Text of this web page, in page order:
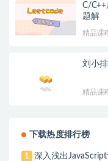
C/
题解
精品课
刘小
精品课
下载热度排行榜
1 深入浅出